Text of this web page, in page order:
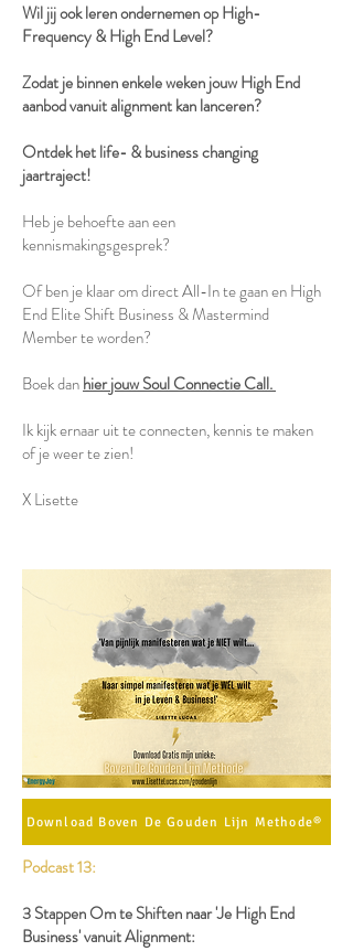
Wil jij ook leren ondernemen op High-
Frequency & High End Level?
Zodat je binnen enkele weken jouw High End
aanbod vanuit alignment kan lanceren?
Ontdek het life- & business changing
jaartraject!
Heb je behoefte aan een
kennismakingsgesprek?
Of ben je klaar om direct All-In te gaan en High
End Elite Shift Business & Mastermind
Member te worden?
Boek danhier jouw Soul Connectie Call.
Ik kijk ernaar uit te connecten, kennis te maken
of je weer te zien!
X Lisette
Download Boven De Gouden Lijn Methode®
Podcast 13:
3 Stappen Om te Shiften naar 'Je High End
Business' vanuit Alignment: